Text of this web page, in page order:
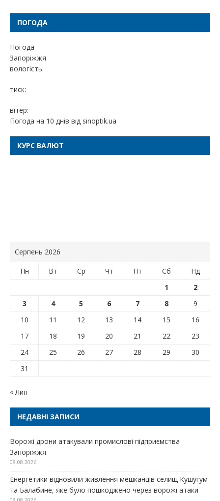
ПОГОДА
Погода
Запоріжжя
вологість:
тиск:
вітер:
Погода на 10 днів від sinoptik.ua
КУРС ВАЛЮТ
Серпень 2026
Пн Вт Ср Чт Пт Сб
Нд
1
2
3
4 5 6 7 8
9
10
11 12 13 14 15
16
17
18 19 20 21 22
23
24
25 26 27 28 29
30
31
« Лип
НЕДАВНІ ЗАПИСИ
Ворожі дрони атакували промислові підприємства
Запоріжжя
08.08.2026
Енергетики відновили живлення мешканців селищ Кушугум
та Балабине, яке було пошкоджено через ворожі атаки